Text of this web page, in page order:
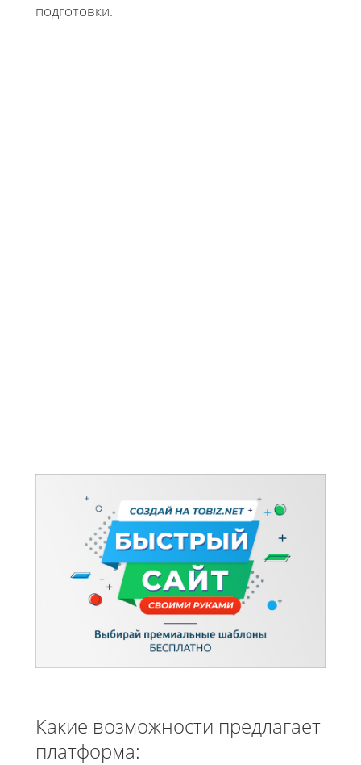
подготовки.
Какие возможности предлагает
платформа: